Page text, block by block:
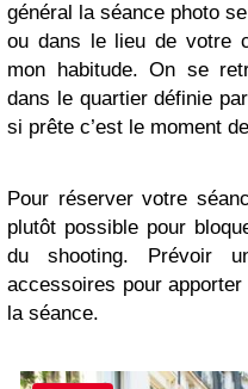
général la séance photo
ou dans le lieu de votre
mon habitude. On se
dans le quartier définie
si prête c’est le moment
Pour réserver votre
plutôt possible pour
du shooting. Prévoir
accessoires pour
la séance.